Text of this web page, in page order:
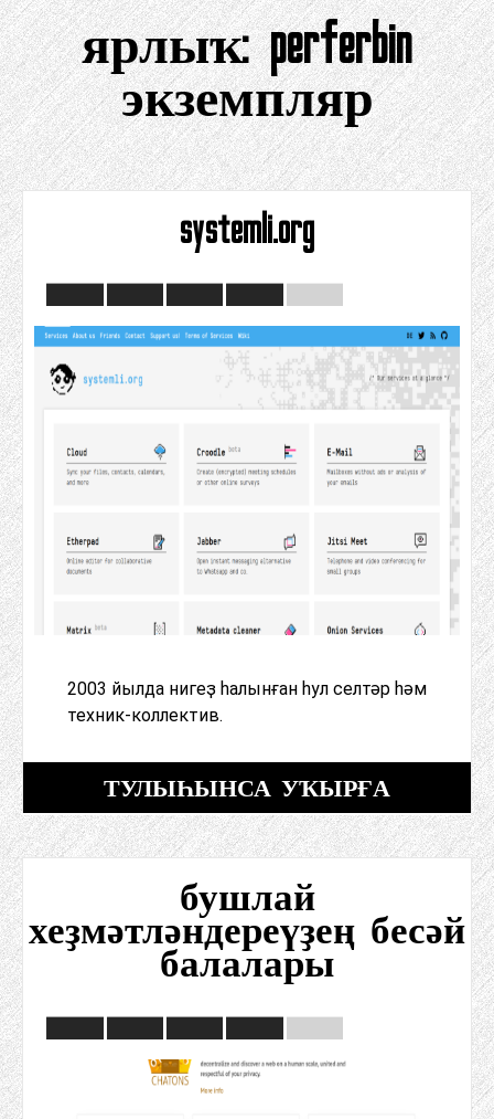
ярлыҡ:perferbin
экземпляр
systemli.org
2003 йылда нигеҙ һалынған һул селтәр һәм
техник-коллектив.
ТУЛЫҺЫНСА УҠЫРҒА
бушлай
хеҙмәтләндереүҙең бесәй
балалары